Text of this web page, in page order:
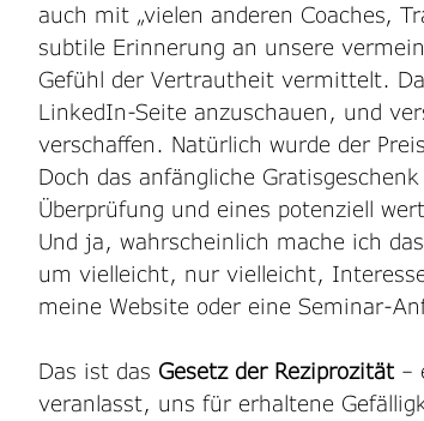
auch mit „vielen anderen Coaches,
subtile Erinnerung an unsere
Gefühl der Vertrautheit vermittelt.
LinkedIn-Seite anzuschauen, und
verschaffen. Natürlich wurde der
Doch das anfängliche
Überprüfung und eines potenziell
Und ja, wahrscheinlich mache ich
um vielleicht, nur vielleicht,
meine Website oder eine Seminar-
Das ist das Gesetz der Reziprozität –
veranlasst, uns für erhaltene